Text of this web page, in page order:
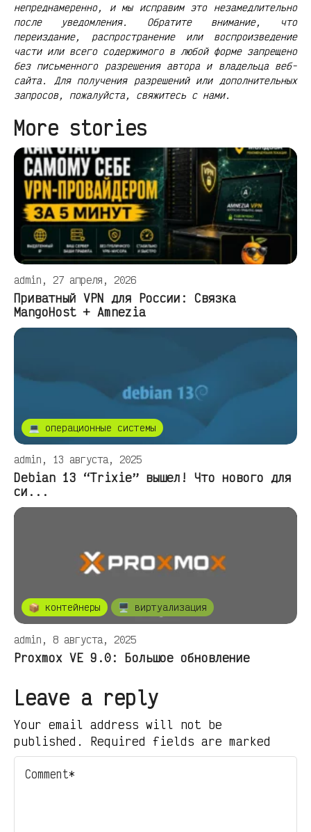
непреднамеренно, и мы исправим это незамедлительно
после уведомления. Обратите внимание, что
переиздание, распространение или воспроизведение
части или всего содержимого в любой форме запрещено
без письменного разрешения автора и владельца веб-
сайта. Для получения разрешений или дополнительных
запросов, пожалуйста, свяжитесь с нами.
More stories
admin, 27 апреля, 2026
Приватный VPN для России: Связка
MangoHost + Amnezia
💻 операционные системы
admin, 13 августа, 2025
Debian 13 “Trixie” вышел! Что нового для
си...
📦 контейнеры 🖥️ виртуализация
admin, 8 августа, 2025
Proxmox VE 9.0: Большое обновление
Leave a reply
Your email address will not be
published. Required fields are marked